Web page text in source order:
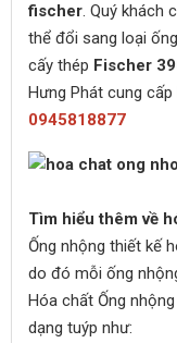
fischer. Quý khách
thể đổi sang loại
cấy thép Fischer
Hưng Phát cung
0945818877
Tìm hiểu thêm về h
Ống nhộng thiết kế
do đó mỗi ống
Hóa chất Ống
dạng tuýp như: